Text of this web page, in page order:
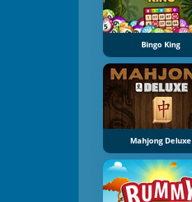
Bingo King
Mahjong Deluxe